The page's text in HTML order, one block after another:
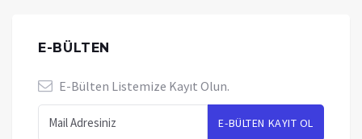
E-BÜLTEN
E-Bülten Listemize Kayıt Olun.